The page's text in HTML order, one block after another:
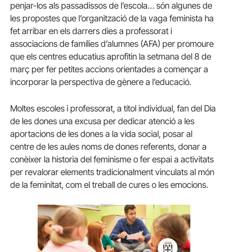
penjar-los als passadissos de l’escola… són algunes de
les propostes que l’organització de la vaga feminista ha
fet arribar en els darrers dies a professorat i
associacions de famílies d’alumnes (AFA) per promoure
que els centres educatius aprofitin la setmana del 8 de
març per fer petites accions orientades a començar a
incorporar la perspectiva de gènere a l’educació.
Moltes escoles i professorat, a títol individual, fan del Dia
de les dones una excusa per dedicar atenció a les
aportacions de les dones a la vida social, posar al
centre de les aules noms de dones referents, donar a
conèixer la historia del feminisme o fer espai a activitats
per revalorar elements tradicionalment vinculats al món
de la feminitat, com el treball de cures o les emocions.